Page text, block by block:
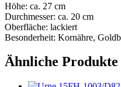
Höhe: ca. 27 cm
Durchmesser: ca. 20 cm
Oberfläche: lackiert
Besonderheit: Kornähre,
Ähnliche Produkte